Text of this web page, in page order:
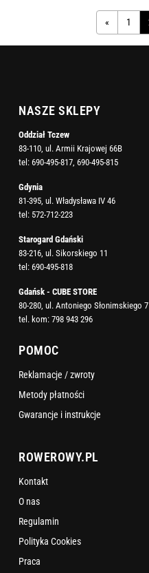
« 1
NASZE SKLEPY
Oddział Tczew
83-110, ul. Armii Krajowej 66B
tel: 690-495-817 690-495-815
Gdynia
81-395, ul. Władysława IV 46
tel: 572-712-223
Starogard Gdański
83-216, ul. Sikorskiego 11
tel: 690-495-818
Gdańsk - CUBE STORE
80-280, ul. Antoniego Słonimskiego 7
tel. kom: 798 943 296
POMOC
Reklamacje / zwroty
Metody płatności
Gwarancje i instrukcje
ROWEROWY.PL
Kontakt
O nas
Regulamin
Polityka Cookies
Praca